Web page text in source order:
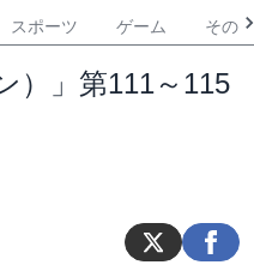
スポーツ ゲーム その他
）」第111～115